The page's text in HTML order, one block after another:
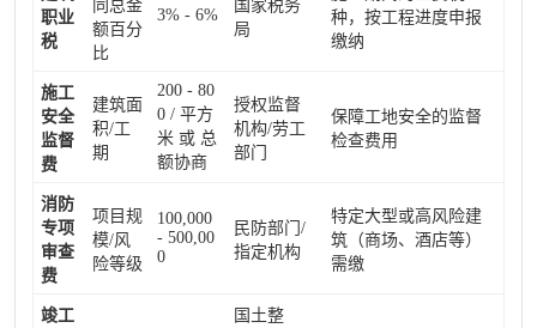
职业
税
同总金
额百分
比
3% - 6%
国家税务
局
种，按工程进度申报
缴纳
施工
安全
监督
费
建筑面
积/工
期
200 - 80
0 / 平方
米 或 总
额协商
授权监督
机构/劳工
部门
保障工地安全的监督
检查费用
消防
专项
审查
费
项目规
模/风
险等级
100,000
- 500,00
0
民防部门/
指定机构
特定大型或高风险建
筑（商场、酒店等）
需缴
竣工
国土整